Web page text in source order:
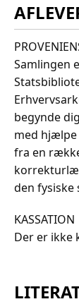
Samlingen
begynde
med
fra en
den fysiske
KASSATION
Der er ikke